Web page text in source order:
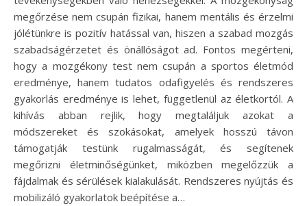
megőrzése nem csupán fizikai, hanem mentális és érzelmi
jólétünkre is pozitív hatással van, hiszen a szabad mozgás
szabadságérzetet és önállóságot ad. Fontos megérteni,
hogy a mozgékony test nem csupán a sportos életmód
eredménye, hanem tudatos odafigyelés és rendszeres
gyakorlás eredménye is lehet, függetlenül az életkortól. A
kihívás abban rejlik, hogy megtaláljuk azokat a
módszereket és szokásokat, amelyek hosszú távon
támogatják testünk rugalmasságát, és segítenek
megőrizni életminőségünket, miközben megelőzzük a
fájdalmak és sérülések kialakulását. Rendszeres nyújtás és
mobilizáló gyakorlatok beépítése a…